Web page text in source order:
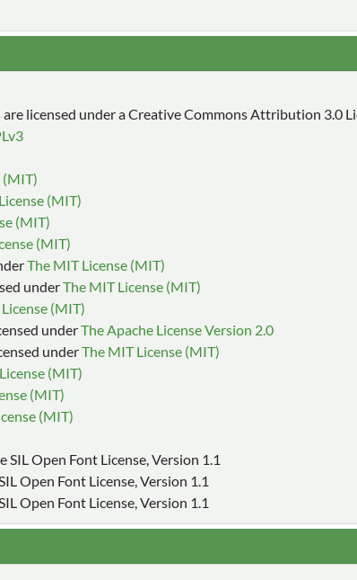
licensed under a Creative Commons Attribution 3.0
(MIT)
(MIT)
(MIT)
(MIT)
The MIT License (MIT)
underThe MIT License (MIT)
(MIT)
underThe Apache License Version 2.0
underThe MIT License (MIT)
(MIT)
(MIT)
(MIT)
Open Font License, Version 1.1
Open Font License, Version 1.1
Open Font License, Version 1.1